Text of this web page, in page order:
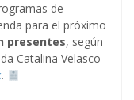
de
para el próximo
presentes, según
Catalina Velasco
.